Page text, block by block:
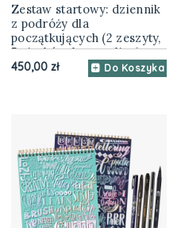
Zestaw startowy: dziennik
z podróży dla
początkujących (2 zeszyty,
5 pisaków, kurs online)
450,00 zł Do Koszyka